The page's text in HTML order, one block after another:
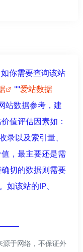
你需要查询该站
""爱站数据
站数据参考，建
值评估因素如：
录以及索引量、
，最主要还是需
切的数据则需要
该站的IP、
于网络，不保证外